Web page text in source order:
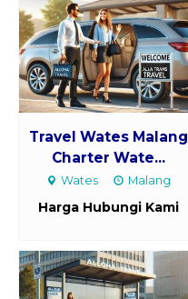
Travel Wates Malang
Charter Wate...
Wates Malang
Harga Hubungi Kami